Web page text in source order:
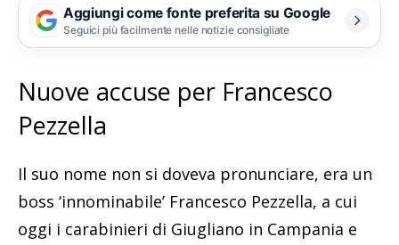
Aggiungi come fonte preferita su Google
Seguici più facilmente nelle notizie consigliate
Nuove accuse per Francesco
Pezzella
Il suo nome non si doveva pronunciare, era un
boss ‘innominabile’ Francesco Pezzella, a cui
oggi i carabinieri di Giugliano in Campania e